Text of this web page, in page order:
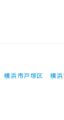
横浜市戸塚区
横